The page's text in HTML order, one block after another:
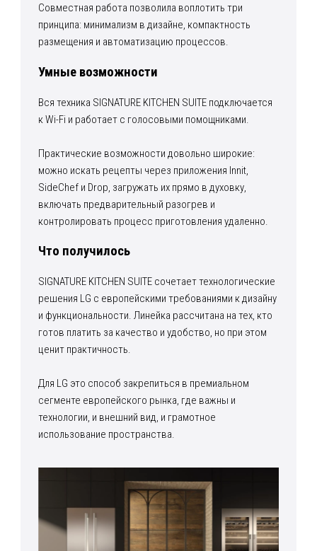
Совместная работа позволила воплотить три
принципа: минимализм в дизайне, компактность
размещения и автоматизацию процессов.
Умные возможности
Вся техника SIGNATURE KITCHEN SUITE подключается
к Wi-Fi и работает с голосовыми помощниками.
Практические возможности довольно широкие:
можно искать рецепты через приложения Innit,
SideChef и Drop, загружать их прямо в духовку,
включать предварительный разогрев и
контролировать процесс приготовления удаленно.
Что получилось
SIGNATURE KITCHEN SUITE сочетает технологические
решения LG с европейскими требованиями к дизайну
и функциональности. Линейка рассчитана на тех, кто
готов платить за качество и удобство, но при этом
ценит практичность.
Для LG это способ закрепиться в премиальном
сегменте европейского рынка, где важны и
технологии, и внешний вид, и грамотное
использование пространства.